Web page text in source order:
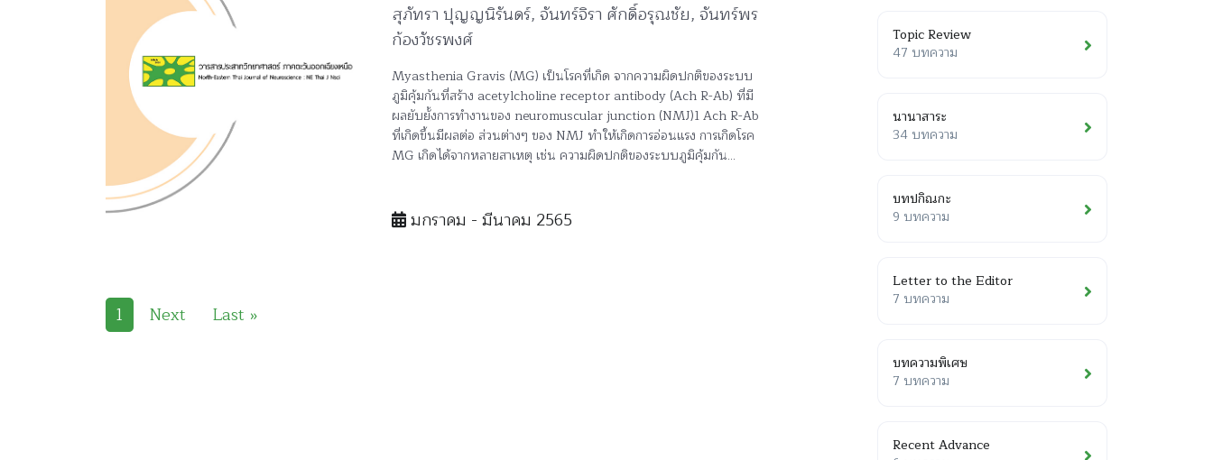
สุภัทรา ปุญญนิรันดร์, จันทร์จิรา ศักดิ์อรุณชัย, จันทร์พร
ก้องวัชรพงศ์
Myasthenia Gravis (MG) เป็นโรคที่เกิด จากความผิดปกติของระบบ
ภูมิคุ้มกันที่สร้าง acetylcholine receptor antibody (Ach R-Ab) ที่มี
ผลยับยั้งการทำงานของ neuromuscular junction (NMJ)1 Ach R-Ab
ที่เกิดขึ้นมีผลต่อ ส่วนต่างๆ ของ NMJ ทำให้เกิดการอ่อนแรง การเกิดโรค
MG เกิดได้จากหลายสาเหตุ เช่น ความผิดปกติของระบบภูมิคุ้มกัน...
มกราคม - มีนาคม 2565
1 Next Last »
Topic Review
47 บทความ
นานาสาระ
34 บทความ
บทปกิณกะ
9 บทความ
Letter to the Editor
7 บทความ
บทความพิเศษ
7 บทความ
Recent Advance